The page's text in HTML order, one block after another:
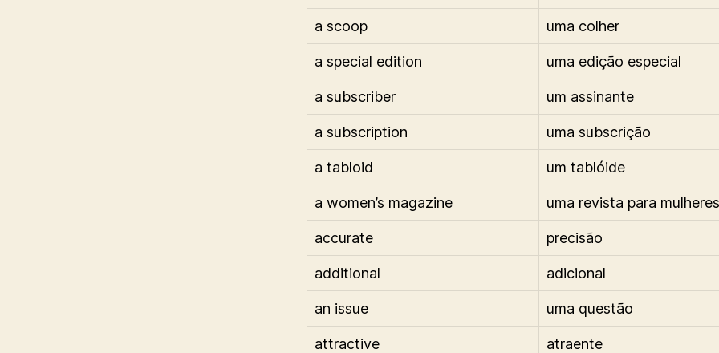
a scoop uma colher
a special edition uma edição especial
a subscriber um assinante
a subscription uma subscrição
a tabloid um tablóide
a women’s magazine uma revista para mulheres
accurate precisão
additional adicional
an issue uma questão
attractive atraente